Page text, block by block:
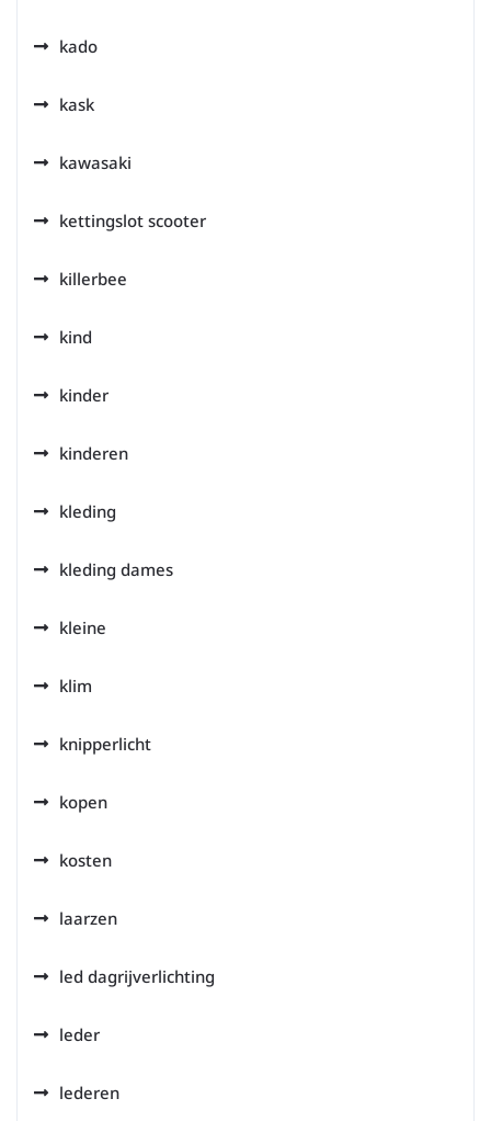
kado
kask
kawasaki
kettingslot scooter
killerbee
kind
kinder
kinderen
kleding
kleding dames
kleine
klim
knipperlicht
kopen
kosten
laarzen
led dagrijverlichting
leder
lederen